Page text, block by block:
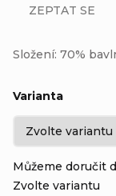
Varianta
Můžeme doručit
Zvolte variantu
Složení: 70%
ZEPTAT SE